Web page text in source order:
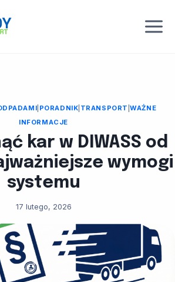
PORADNIK TRANSPORT |WAŻNE
INFORMACJE
kar w DIWASS od
wymogi
systemu
17 lutego, 2026